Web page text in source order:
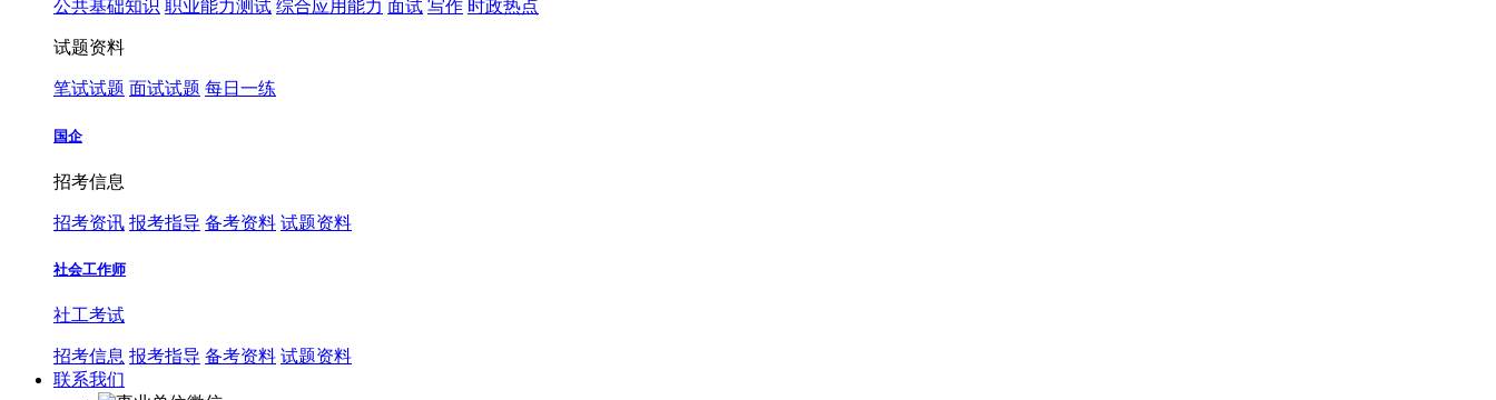
公共基础知识 职业能力测试 综合应用能力 面试 写作 时政热点
试题资料
笔试试题 面试试题 每日一练
国企
招考信息
招考资讯 报考指导 备考资料 试题资料
社会工作师
社工考试
招考信息 报考指导 备考资料 试题资料
联系我们